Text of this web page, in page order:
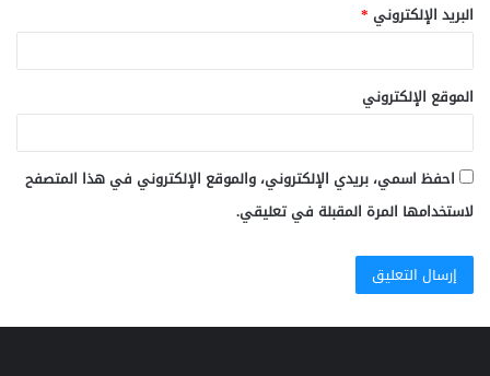
البريد الإلكتروني *
الموقع الإلكتروني
احفظ اسمي، بريدي الإلكتروني، والموقع الإلكتروني في هذا المتصفح
لاستخدامها المرة المقبلة في تعليقي.